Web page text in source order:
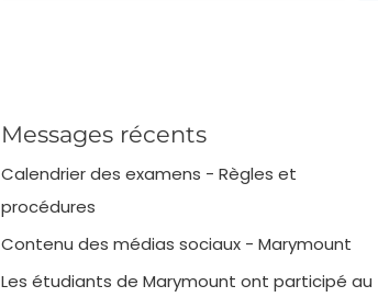
Messages récents
Calendrier des examens - Règles et
procédures
Contenu des médias sociaux - Marymount
Les étudiants de Marymount ont participé au